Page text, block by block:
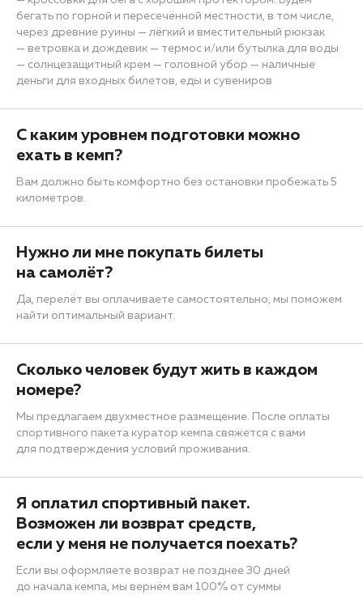
бегать по горной и пересечённой местности, в том числе,
через древние руины — лёгкий и вместительный рюкзак
— ветровка и дождевик — термос и/или бутылка для воды
— солнцезащитный крем — головной убор — наличные
деньги для входных билетов, еды и сувениров
С каким уровнем подготовки можно
ехать в кемп?
Вам должно быть комфортно без остановки пробежать 5
километров.
Нужно ли мне покупать билеты
на самолёт?
Да, перелёт вы оплачиваете самостоятельно, мы поможем
найти оптимальный вариант.
Сколько человек будут жить в каждом
номере?
Мы предлагаем двухместное размещение. После оплаты
спортивного пакета куратор кемпа свяжется с вами
для подтверждения условий проживания.
Я оплатил спортивный пакет.
Возможен ли возврат средств,
если у меня не получается поехать?
Если вы оформляете возврат не позднее 30 дней
до начала кемпа, мы вернём вам 100% от суммы